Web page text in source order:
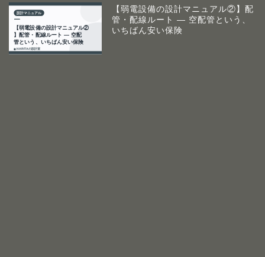
【弱電設備の設計マニュアル②】配
管・配線ルート ― 空配管という、
いちばん安い保険